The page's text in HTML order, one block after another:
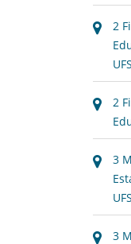
2
2
3
3